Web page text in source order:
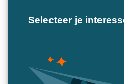
Selecteer je